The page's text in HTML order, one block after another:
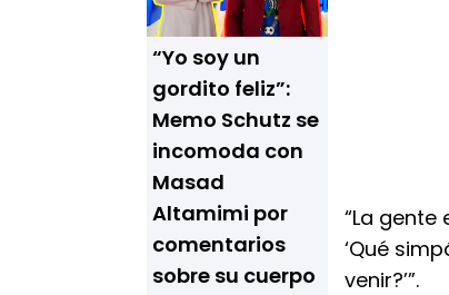
“Yo soy un
gordito feliz”:
Memo Schutz se
incomoda con
Masad
Altamimi por
comentarios
sobre su cuerpo
“La
‘Qué
venir?’”.